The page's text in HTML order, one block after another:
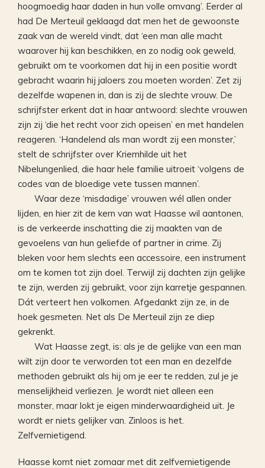
hoogmoedig haar daden in hun volle omvang’. Eerder al
had De Merteuil geklaagd dat men het de gewoonste
zaak van de wereld vindt, dat ‘een man alle macht
waarover hij kan beschikken, en zo nodig ook geweld,
gebruikt om te voorkomen dat hij in een positie wordt
gebracht waarin hij jaloers zou moeten worden’. Zet zij
dezelfde wapenen in, dan is zij de slechte vrouw. De
schrijfster erkent dat in haar antwoord: slechte vrouwen
zijn zij ‘die het recht voor zich opeisen’ en met handelen
reageren. ‘Handelend als man wordt zij een monster,’
stelt de schrijfster over Kriemhilde uit het
Nibelungenlied, die haar hele familie uitroeit ‘volgens de
codes van de bloedige vete tussen mannen’.
Waar deze ‘misdadige’ vrouwen wél allen onder
lijden, en hier zit de kern van wat Haasse wil aantonen,
is de verkeerde inschatting die zij maakten van de
gevoelens van hun geliefde of partner in crime. Zij
bleken voor hem slechts een accessoire, een instrument
om te komen tot zijn doel. Terwijl zij dachten zijn gelijke
te zijn, werden zij gebruikt, voor zijn karretje gespannen.
Dát verteert hen volkomen. Afgedankt zijn ze, in de
hoek gesmeten. Net als De Merteuil zijn ze diep
gekrenkt.
Wat Haasse zegt, is: als je de gelijke van een man
wilt zijn door te verworden tot een man en dezelfde
methoden gebruikt als hij om je eer te redden, zul je je
menselijkheid verliezen. Je wordt niet alleen een
monster, maar lokt je eigen minderwaardigheid uit. Je
wordt er niets gelijker van. Zinloos is het.
Zelfvernietigend.
Haasse komt niet zomaar met dit zelfvernietigende